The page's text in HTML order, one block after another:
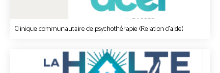
Clinique communautaire de psychothérapie (Relation d'aide)